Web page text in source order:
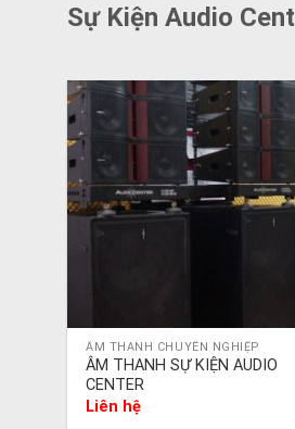
Sự Kiện Audio
ÂM THANH CHUYÊN NGHIỆP
ÂM THANH SỰ KIỆN AUDIO
CENTER
Liên hệ